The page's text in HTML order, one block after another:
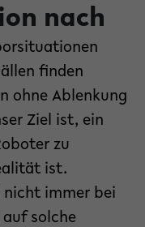
nach
finden
ohne Ablenkung
Ziel ist, ein
zu
ist.
nicht immer bei
auf solche